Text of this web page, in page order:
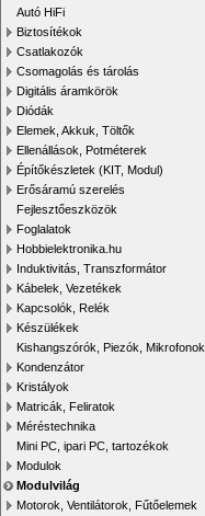
Autó HiFi
Biztosítékok
Csatlakozók
Csomagolás és tárolás
Digitális áramkörök
Diódák
Elemek, Akkuk, Töltők
Ellenállások, Potméterek
Építőkészletek (KIT, Modul)
Erősáramú szerelés
Fejlesztőeszközök
Foglalatok
Hobbielektronika.hu
Induktivitás, Transzformátor
Kábelek, Vezetékek
Kapcsolók, Relék
Készülékek
Kishangszórók, Piezók, Mikrofonok
Kondenzátor
Kristályok
Matricák, Feliratok
Méréstechnika
Mini PC, ipari PC, tartozékok
Modulok
Modulvilág
Motorok, Ventilátorok, Fűtőelemek